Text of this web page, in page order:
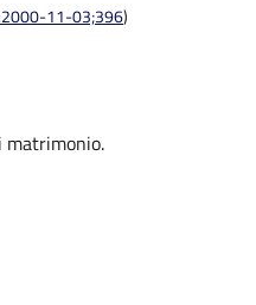
11-03;396)
matrimonio.